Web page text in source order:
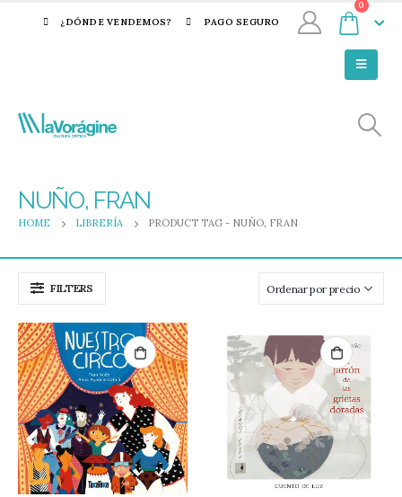
¿DÓNDE VENDEMOS? PAGO SEGURO
0
NUÑO, FRAN
HOME LIBRERÍA PRODUCT TAG - NUÑO, FRAN
FILTERS